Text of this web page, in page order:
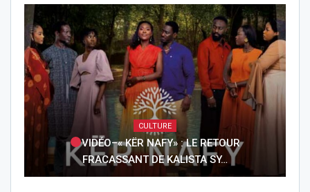
CULTURE
VIDÉO–« KËR NAFY» : LE RETOUR
FRACASSANT DE KALISTA SY…